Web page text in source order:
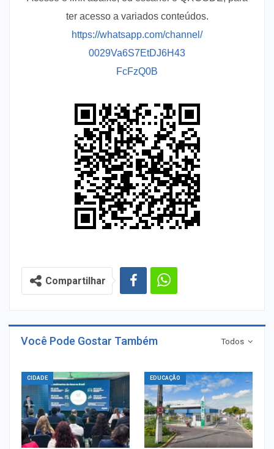
ter acesso a variados conteúdos.
https://whatsapp.com/channel/
0029Va6S7EtDJ6H43
FcFzQ0B
Compartilhar
Todos
Você Pode Gostar Também
CIDADE EDUCAÇÃO